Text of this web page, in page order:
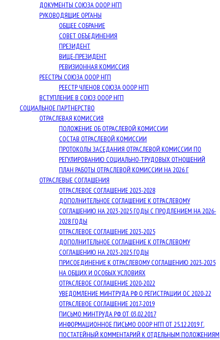
ДОКУМЕНТЫ СОЮЗА ОООР НГП
РУКОВОДЯЩИЕ ОРГАНЫ
ОБЩЕЕ СОБРАНИЕ
СОВЕТ ОБЪЕДИНЕНИЯ
ПРЕЗИДЕНТ
ВИЦЕ-ПРЕЗИДЕНТ
РЕВИЗИОННАЯ КОМИССИЯ
РЕЕСТРЫ СОЮЗА ОООР НГП
РЕЕСТР ЧЛЕНОВ СОЮЗА ОООР НГП
ВСТУПЛЕНИЕ В СОЮЗ ОООР НГП
СОЦИАЛЬНОЕ ПАРТНЕРСТВО
ОТРАСЛЕВАЯ КОМИССИЯ
ПОЛОЖЕНИЕ ОБ ОТРАСЛЕВОЙ КОМИССИИ
СОСТАВ ОТРАСЛЕВОЙ КОМИССИИ
ПРОТОКОЛЫ ЗАСЕДАНИЯ ОТРАСЛЕВОЙ КОМИССИИ ПО
РЕГУЛИРОВАНИЮ СОЦИАЛЬНО-ТРУДОВЫХ ОТНОШЕНИЙ
ПЛАН РАБОТЫ ОТРАСЛЕВОЙ КОМИССИИ НА 2026 Г
ОТРАСЛЕВЫЕ СОГЛАШЕНИЯ
ОТРАСЛЕВОЕ СОГЛАШЕНИЕ 2023-2028
ДОПОЛНИТЕЛЬНОЕ СОГЛАШЕНИЕ К ОТРАСЛЕВОМУ
СОГЛАШЕНИЮ НА 2023-2025 ГОДЫ С ПРОДЛЕНИЕМ НА 2026-
2028 ГОДЫ
ОТРАСЛЕВОЕ СОГЛАШЕНИЕ 2023-2025
ДОПОЛНИТЕЛЬНОЕ СОГЛАШЕНИЕ К ОТРАСЛЕВОМУ
СОГЛАШЕНИЮ НА 2023-2025 ГОДЫ
ПРИСОЕДИНЕНИЕ К ОТРАСЛЕВОМУ СОГЛАШЕНИЮ 2023-2025
НА ОБЩИХ И ОСОБЫХ УСЛОВИЯХ
ОТРАСЛЕВОЕ СОГЛАШЕНИЕ 2020-2022
УВЕДОМЛЕНИЕ МИНТРУДА РФ О РЕГИСТРАЦИИ ОС 2020-22
ОТРАСЛЕВОЕ СОГЛАШЕНИЕ 2017-2019
ПИСЬМО МИНТРУДА РФ ОТ 03.02.2017
ИНФОРМАЦИОННОЕ ПИСЬМО ОООР НГП ОТ 25.12.2019 Г.
ПОСТАТЕЙНЫЙ КОММЕНТАРИЙ К ОТДЕЛЬНЫМ ПОЛОЖЕНИЯМ